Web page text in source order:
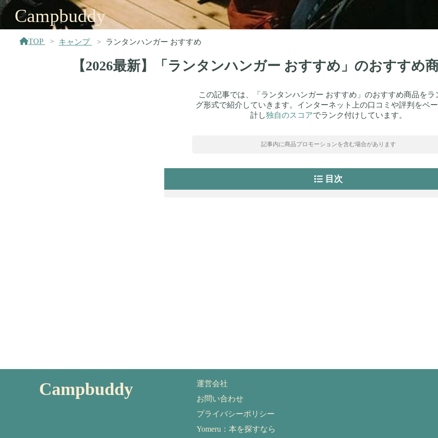
Campbuddy
TOP キャンプ ランタンハンガー おすすめ
【2026最新】「ランタンハンガー おすすめ」のおすすめ
この記事では、「ランタンハンガー おすすめ」のおすすめ商品をラ
グ形式で紹介していきます。インターネット上の口コミや評判をベ
計し独自のスコアでランク付けしています。
記事内に商品プロモーションを含む場合があります
目次
Campbuddy
運営会社
お問い合わせ
プライバシーポリシー
Yomeru：本を探すなら